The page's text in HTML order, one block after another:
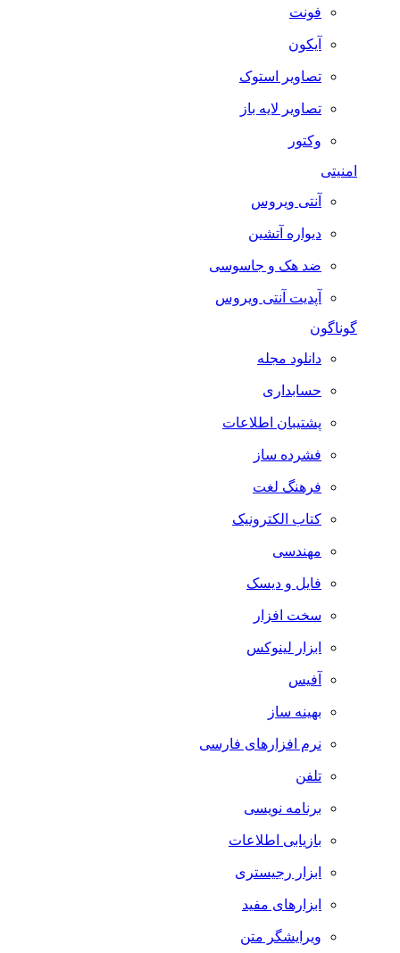
فونت
آیکون
تصاویر استوک
تصاویر لایه باز
وکتور
امنیتی
آنتی ویروس
دیواره آتشین
ضد هک و جاسوسی
آپدیت آنتی ویروس
گوناگون
دانلود مجله
حسابداری
پشتیبان اطلاعات
فشرده ساز
فرهنگ لغت
کتاب الکترونیک
مهندسی
فایل و دیسک
سخت افزار
ابزار لینوکس
آفیس
بهینه ساز
نرم افزارهای فارسی
تلفن
برنامه نویسی
بازیابی اطلاعات
ابزار رجیستری
ابزارهای مفید
ویرایشگر متن